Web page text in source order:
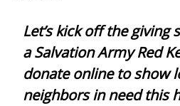
Let’s kick off the giving
a Salvation Army Red
donate online to show
neighbors in need this